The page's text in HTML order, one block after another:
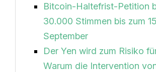
Bitcoin-Haltefrist-Petition
30.000 Stimmen bis zum
September
Der Yen wird zum Risiko
Warum die Intervention